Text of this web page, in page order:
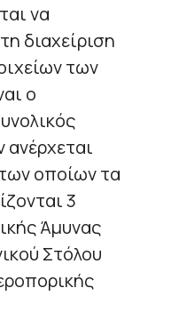
να
διαχείριση
των
ο
οποίων τα
3
Άμυνας
Στόλου